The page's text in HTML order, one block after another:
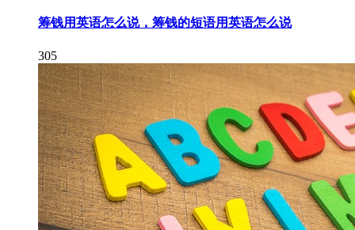
筹钱用英语怎么说，筹钱的短语用英语怎么说
305